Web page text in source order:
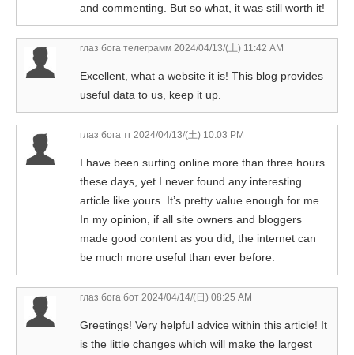
and commenting. But so what, it was still worth it!
глаз бога телеграмм 2024/04/13/(土) 11:42 AM
Excellent, what a website it is! This blog provides
useful data to us, keep it up.
глаз бога тг 2024/04/13/(土) 10:03 PM
I have been surfing online more than three hours
these days, yet I never found any interesting
article like yours. It’s pretty value enough for me.
In my opinion, if all site owners and bloggers
made good content as you did, the internet can
be much more useful than ever before.
глаз бога бот 2024/04/14/(日) 08:25 AM
Greetings! Very helpful advice within this article! It
is the little changes which will make the largest